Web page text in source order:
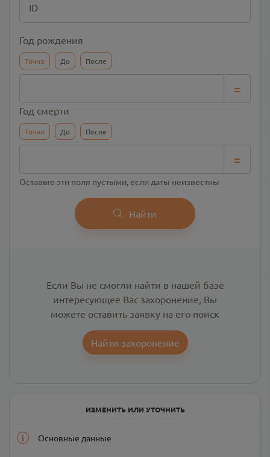
ID
Год рождения
Точно До После
=
Год смерти
Точно До После
=
Оставьте эти поля пустыми, если даты неизвестны
Найти
Если Вы не смогли найти в нашей базе
интересующее Вас захоронение, Вы
можете оставить заявку на его поиск
Найти захоронение
ИЗМЕНИТЬ ИЛИ УТОЧНИТЬ
Основные данные